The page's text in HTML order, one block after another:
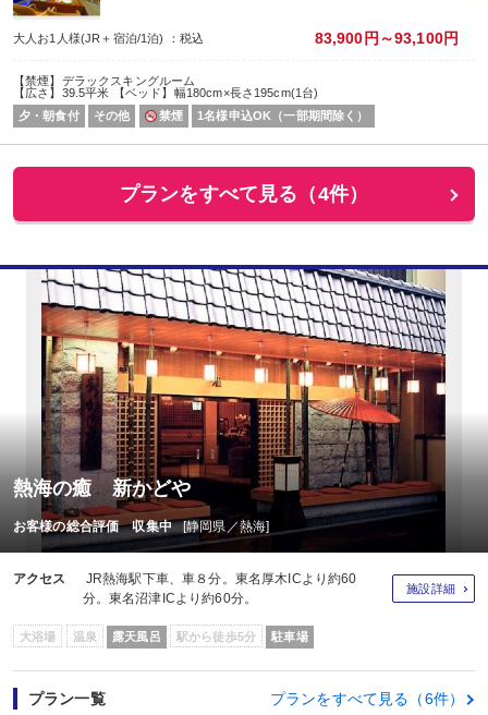
大人お1人様(JR＋宿泊/1泊) ：税込 83,900円～93,100円
【禁煙】デラックスキングルーム
【広さ】39.5平米 【ベッド】幅180cm×長さ195cm(1台)
夕・朝食付
その他 禁煙 1名様申込OK（一部期間除く）
プランをすべて見る（4件）
熱海の癒 新かどや
お客様の総合評価 収集中 [静岡県／熱海]
アクセス
JR熱海駅下車、車８分。東名厚木ICより約60
分。東名沼津ICより約60分。
施設詳細
大浴場 温泉 露天風呂 駅から徒歩5分 駐車場
プラン一覧 プランをすべて見る（6件）